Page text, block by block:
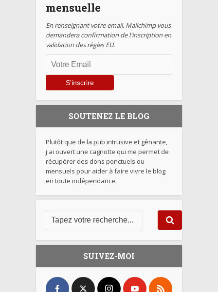
mensuelle
En renseignant votre email, Mailchimp vous
demandera confirmation de l'inscription en
validation des règles EU.
SOUTENEZ LE BLOG
Plutôt que de la pub intrusive et gênante,
j'ai ouvert une cagnotte qui me permet de
récupérer des dons ponctuels ou
mensuels pour aider à faire vivre le blog
en toute indépendance.
SUIVEZ-MOI